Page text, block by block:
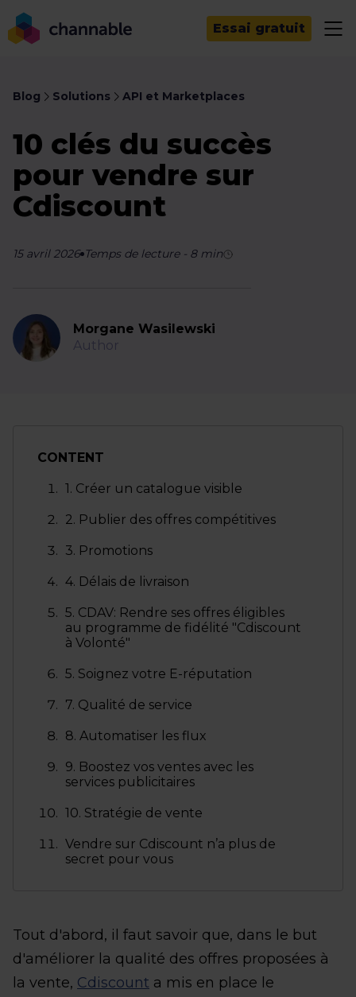
Essai gratuit
Blog Solutions API et Marketplaces
10 clés du succès
pour vendre sur
Cdiscount
15 avril 2026 Temps de lecture- 8min
Morgane Wasilewski
Author
CONTENT
1. Créer un catalogue visible
2. Publier des offres compétitives
3. Promotions
4. Délais de livraison
5. CDAV: Rendre ses offres éligibles
au programme de fidélité "Cdiscount
à Volonté"
5. Soignez votre E-réputation
7. Qualité de service
8. Automatiser les flux
9. Boostez vos ventes avec les
services publicitaires
10. Stratégie de vente
Vendre sur Cdiscount n’a plus de
secret pour vous
Tout d'abord, il faut savoir que, dans le but
d'améliorer la qualité des offres proposées à
la vente, Cdiscount a mis en place le